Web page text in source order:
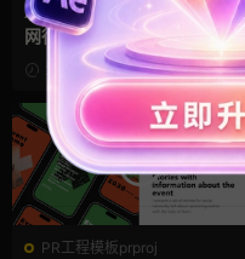
AE模板 时尚界面UI设计互联
网行业企业宣传招聘广告动画
2025-12-31
PR工程模板prproj